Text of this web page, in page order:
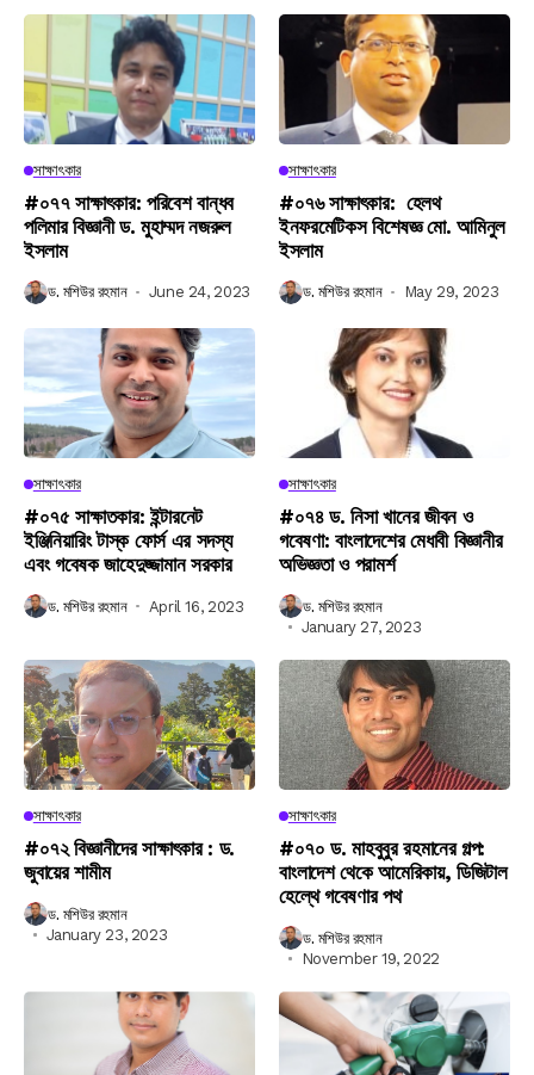
সাক্ষাৎকার
#০৭৭ সাক্ষাৎকার: পরিবেশ বান্ধব
পলিমার বিজ্ঞানী ড. মুহাম্মদ নজরুল
ইসলাম
ড. মশিউর রহমান June 24, 2023
সাক্ষাৎকার
#০৭৬ সাক্ষাৎকার: হেলথ
ইনফরমেটিকস বিশেষজ্ঞ মো. আমিনুল
ইসলাম
ড. মশিউর রহমান May 29, 2023
সাক্ষাৎকার
#০৭৫ সাক্ষাতকার: ইন্টারনেট
ইঞ্জিনিয়ারিং টাস্ক ফোর্স এর সদস্য
এবং গবেষক জাহেদুজ্জামান সরকার
ড. মশিউর রহমান April 16, 2023
সাক্ষাৎকার
#০৭৪ ড. নিসা খানের জীবন ও
গবেষণা: বাংলাদেশের মেধাবী বিজ্ঞানীর
অভিজ্ঞতা ও পরামর্শ
ড. মশিউর রহমান
January 27, 2023
সাক্ষাৎকার
#০৭২ বিজ্ঞানীদের সাক্ষাৎকার : ড.
জুবায়ের শামীম
ড. মশিউর রহমান
January 23, 2023
সাক্ষাৎকার
#০৭০ ড. মাহবুবুর রহমানের গল্প:
বাংলাদেশ থেকে আমেরিকায়, ডিজিটাল
হেল্থে গবেষণার পথ
ড. মশিউর রহমান
November 19, 2022